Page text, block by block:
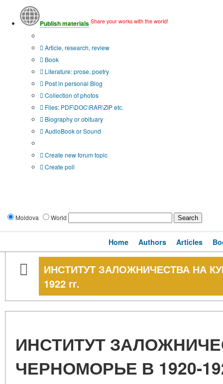
Publish materials Share your works with the world!
Article, research, review
Book
Literature: prose, poetry
Post in personal Blog
Collection of photos
Files: PDF\DOC\RAR\ZIP etc.
Biography or obituary
AudioBook or Sound
Create new forum topic
Create poll
Moldova World
Home Authors Articles
ИНСТИТУТ ЗАЛОЖНИЧЕСТВА НА
1922 гг.
ИНСТИТУТ
ЧЕРНОМОРЬЕ В 1920-